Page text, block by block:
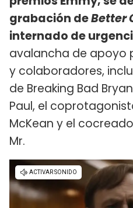
grabación deBetter
internado de
avalancha de apoyo
y colaboradores,
de Breaking Bad
Paul, el
McKean y el
Mr.